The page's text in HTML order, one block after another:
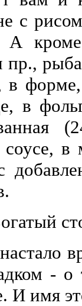
с
А
пр.,
в
в
в
- о
И имя